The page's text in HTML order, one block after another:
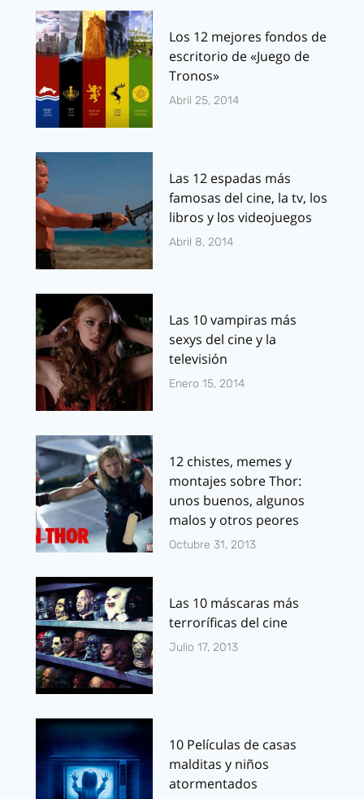
Los 12 mejores fondos de
escritorio de «Juego de
Tronos»
Abril 25, 2014
Las 12 espadas más
famosas del cine, la tv, los
libros y los videojuegos
Abril 8, 2014
Las 10 vampiras más
sexys del cine y la
televisión
Enero 15, 2014
12 chistes, memes y
montajes sobre Thor:
unos buenos, algunos
malos y otros peores
Octubre 31, 2013
Las 10 máscaras más
terroríficas del cine
Julio 17, 2013
10 Películas de casas
malditas y niños
atormentados